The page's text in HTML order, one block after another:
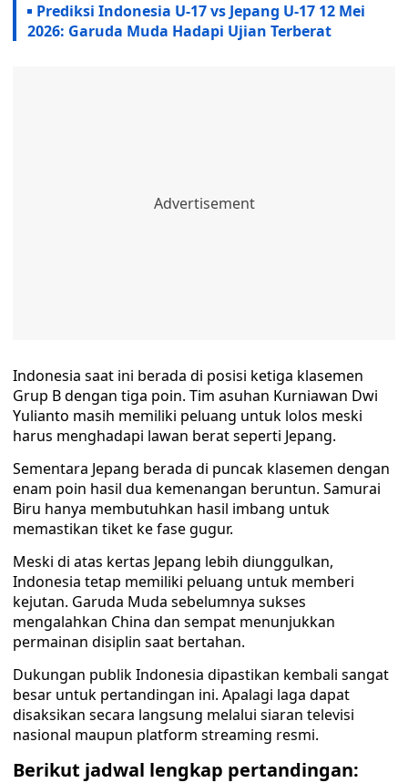
Prediksi Indonesia U-17 vs Jepang U-17 12 Mei
2026: Garuda Muda Hadapi Ujian Terberat
Indonesia saat ini berada di posisi ketiga klasemen
Grup B dengan tiga poin. Tim asuhan Kurniawan Dwi
Yulianto masih memiliki peluang untuk lolos meski
harus menghadapi lawan berat seperti Jepang.
Sementara Jepang berada di puncak klasemen dengan
enam poin hasil dua kemenangan beruntun. Samurai
Biru hanya membutuhkan hasil imbang untuk
memastikan tiket ke fase gugur.
Meski di atas kertas Jepang lebih diunggulkan,
Indonesia tetap memiliki peluang untuk memberi
kejutan. Garuda Muda sebelumnya sukses
mengalahkan China dan sempat menunjukkan
permainan disiplin saat bertahan.
Dukungan publik Indonesia dipastikan kembali sangat
besar untuk pertandingan ini. Apalagi laga dapat
disaksikan secara langsung melalui siaran televisi
nasional maupun platform streaming resmi.
Berikut jadwal lengkap pertandingan: